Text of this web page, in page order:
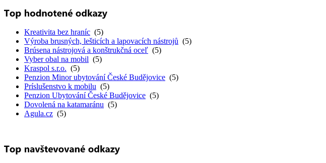
Kreativita bez hraníc (5)
Výroba brusných, lešticích a lapovacích nástrojů (5)
Brúsena nástrojová a konštrukčná oceľ (5)
Vyber obal na mobil (5)
Kraspol s.r.o. (5)
Penzion Minor ubytování České Budějovice (5)
Príslušenstvo k mobilu (5)
Penzion Ubytování České Budějovice (5)
Dovolená na katamaránu (5)
Agula.cz (5)